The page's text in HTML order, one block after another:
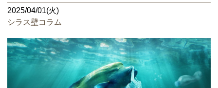
2025/04/01(火)
シラス壁コラム